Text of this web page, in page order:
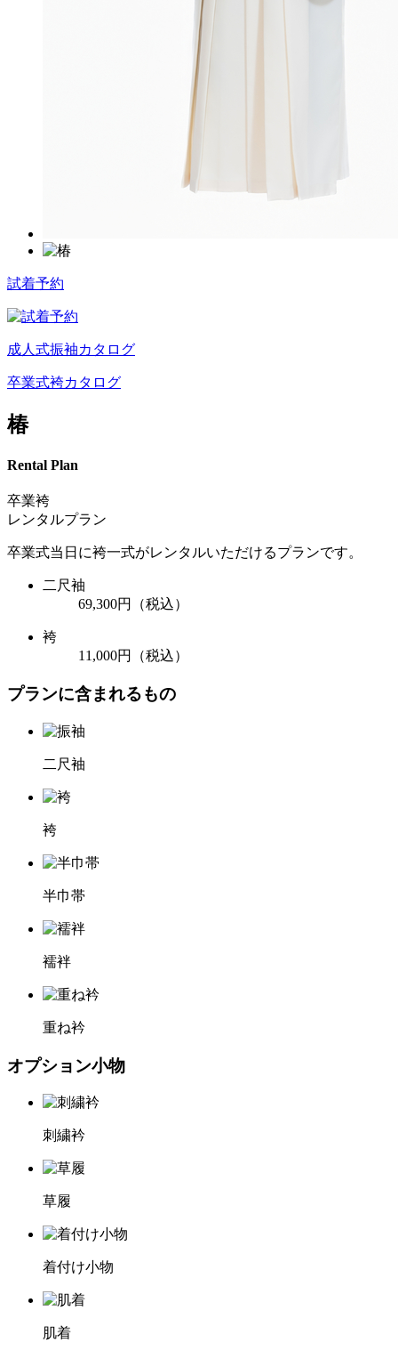
試着予約
成人式振袖カタログ
卒業式袴カタログ
椿
Rental Plan
卒業袴
レンタルプラン
卒業式当日に袴一式がレンタルいただけるプランです。
二尺袖
69,300円
（税込）
袴
11,000円
（税込）
プランに含まれるもの
二尺袖
袴
半巾帯
襦袢
重ね衿
オプション小物
刺繍衿
草履
着付け小物
肌着